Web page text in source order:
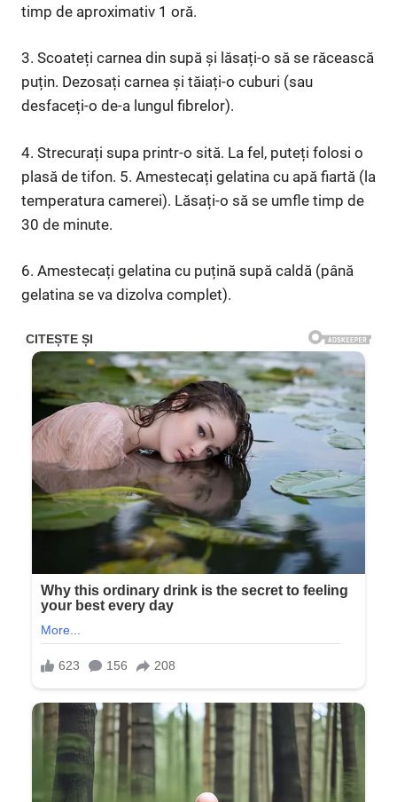
timp de aproximativ 1 oră.
3. Scoateți carnea din supă și lăsați-o să se răcească
puțin. Dezosați carnea și tăiați-o cuburi (sau
desfaceți-o de-a lungul fibrelor).
4. Strecurați supa printr-o sită. La fel, puteți folosi o
plasă de tifon. 5. Amestecați gelatina cu apă fiartă (la
temperatura camerei). Lăsați-o să se umfle timp de
30 de minute.
6. Amestecați gelatina cu puțină supă caldă (până
gelatina se va dizolva complet).